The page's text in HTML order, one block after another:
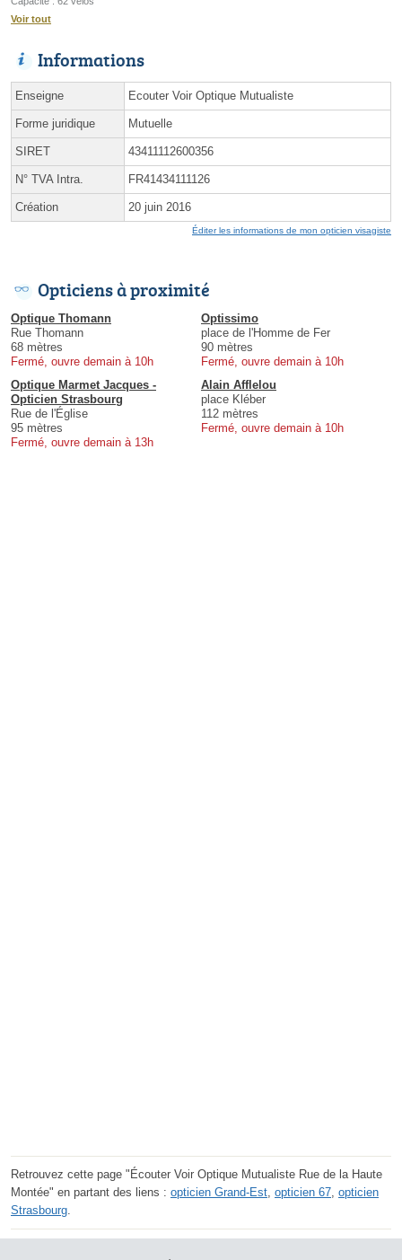
Voir tout
Informations
Enseigne Ecouter Voir Optique Mutualiste
Forme juridique Mutuelle
SIRET 43411112600356
N° TVA Intra. FR41434111126
Création 20 juin 2016
Éditer les informations de mon opticien visagiste
Opticiens à proximité
Optique Thomann
Rue Thomann
68 mètres
Fermé, ouvre demain à 10h
Optissimo
place de l'Homme de Fer
90 mètres
Fermé, ouvre demain à 10h
Optique Marmet Jacques -
Opticien Strasbourg
Rue de l'Église
95 mètres
Fermé, ouvre demain à 13h
Alain Afflelou
place Kléber
112 mètres
Fermé, ouvre demain à 10h
Retrouvez cette page "Écouter Voir Optique Mutualiste Rue de la Haute
Montée" en partant des liens : opticien Grand-Est, opticien 67, opticien
Strasbourg.